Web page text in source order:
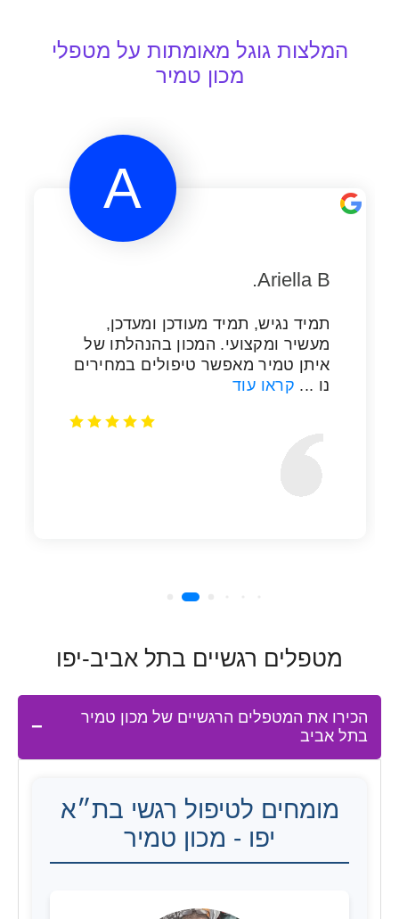
מטפלים רגשיים בתל אביב-יפו
הכירו את המטפלים הרגשיים של מכון טמיר
בתל אביב
מומחים לטיפול רגשי בת״א
יפו - מכון טמיר